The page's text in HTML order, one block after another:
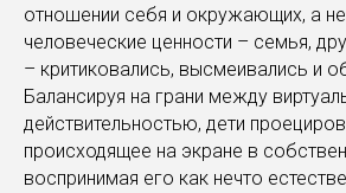
отношении себя и окружающих, а
человеческие ценности – семья,
– критиковались, высмеивались и
Балансируя на грани между
действительностью, дети
происходящее на экране в
воспринимая его как нечто